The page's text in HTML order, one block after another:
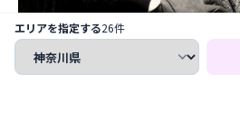
エリアを指定する26件